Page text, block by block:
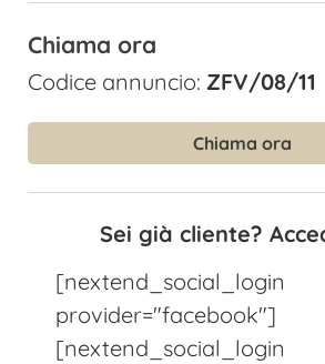
Chiama ora
Codice annuncio: ZFV/08/11
Chiama ora
Sei già cliente?
[nextend_social_login
provider="facebook"]
[nextend_social_login